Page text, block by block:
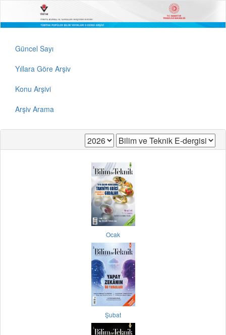
Güncel Sayı
Yıllara Göre Arşiv
Konu Arşivi
Arşiv Arama
Ocak
Şubat